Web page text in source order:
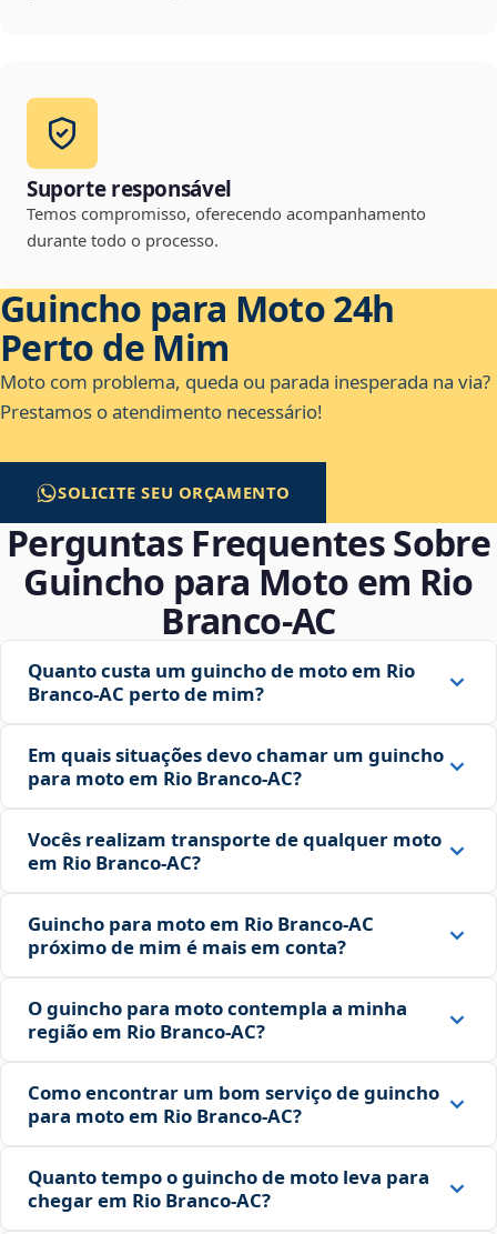
Suporte responsável
Temos compromisso, oferecendo acompanhamento
durante todo o processo.
Guincho para Moto 24h
Perto de Mim
Moto com problema, queda ou parada inesperada na via?
Prestamos o atendimento necessário!
SOLICITE SEU ORÇAMENTO
Perguntas Frequentes Sobre
Guincho para Moto em Rio
Branco‑AC
Quanto custa um guincho de moto em Rio
Branco‑AC perto de mim?
Em quais situações devo chamar um guincho
para moto em Rio Branco‑AC?
Vocês realizam transporte de qualquer moto
em Rio Branco‑AC?
Guincho para moto em Rio Branco‑AC
próximo de mim é mais em conta?
O guincho para moto contempla a minha
região em Rio Branco‑AC?
Como encontrar um bom serviço de guincho
para moto em Rio Branco‑AC?
Quanto tempo o guincho de moto leva para
chegar em Rio Branco‑AC?